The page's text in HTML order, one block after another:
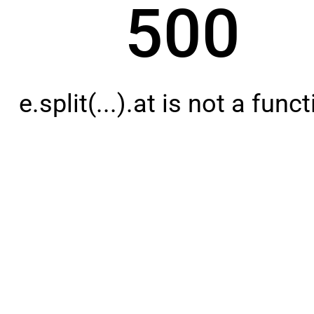
500
e.split(...).at is not a